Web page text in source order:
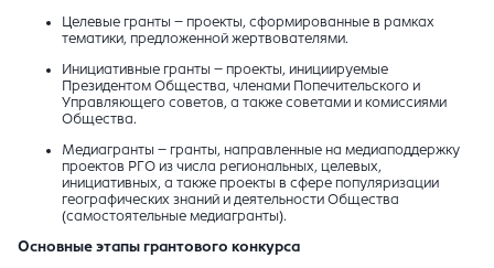
Целевые гранты – проекты, сформированные в рамках
тематики, предложенной жертвователями.
Инициативные гранты – проекты, инициируемые
Президентом Общества, членами Попечительского и
Управляющего советов, а также советами и комиссиями
Общества.
Медиагранты – гранты, направленные на медиаподдержку
проектов РГО из числа региональных, целевых,
инициативных, а также проекты в сфере популяризации
географических знаний и деятельности Общества
(самостоятельные медиагранты).
Основные этапы грантового конкурса